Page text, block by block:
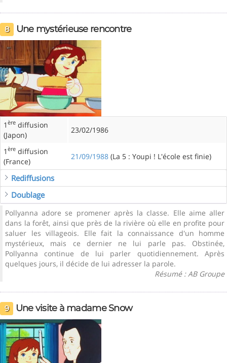
8 Une mystérieuse rencontre
1 ère diffusion
(Japon)
23/02/1986
1 ère diffusion
(France)
21/09/1988 (La 5 : Youpi ! L'école est finie)
Rediffusions
Doublage
Pollyanna adore se promener après la classe. Elle aime aller
dans la forêt, ainsi que près de la rivière où elle en profite pour
saluer les villageois. Elle fait la connaissance d'un homme
mystérieux, mais ce dernier ne lui parle pas. Obstinée,
Pollyanna continue de lui parler quotidiennement. Après
quelques jours, il décide de lui adresser la parole.
Résumé : AB Groupe
9 Une visite à madame Snow